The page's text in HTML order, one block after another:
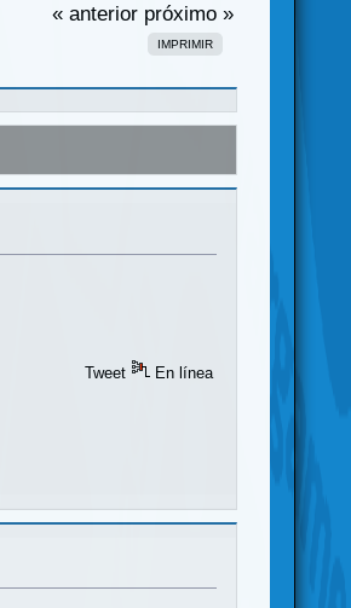
« anterior próximo »
IMPRIMIR
Tweet En línea